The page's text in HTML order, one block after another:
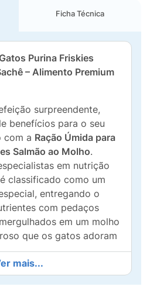
Ficha Técnica
Purina Friskies
– Alimento Premium
surpreendente,
benefícios para o seu
com a Ração Úmida para
Salmão ao Molho.
em nutrição
classificado como um
entregando o
com pedaços
em um molho
que os gatos adoram
cuidado no potinho:
bem-estar e na
mais...